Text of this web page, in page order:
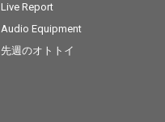
Live Report
Audio Equipment
先週のオトトイ